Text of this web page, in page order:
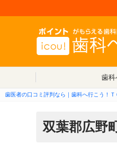
歯科
歯医者の口コミ評判なら｜歯科へ行こう！Ｔ
双葉郡広野